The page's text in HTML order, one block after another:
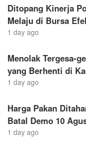
Ditopang Kinerja
Melaju di Bursa
1 day ago
Menolak Tergesa-
yang Berhenti di
1 day ago
Harga Pakan
Batal Demo 10
1 day ago